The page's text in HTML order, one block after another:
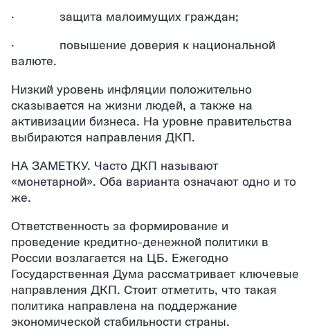
· защита малоимущих граждан;
· повышение доверия к национальной
валюте.
Низкий уровень инфляции положительно
сказывается на жизни людей, а также на
активизации бизнеса. На уровне правительства
выбираются направления ДКП.
НА ЗАМЕТКУ. Часто ДКП называют
«монетарной». Оба варианта означают одно и то
же.
Ответственность за формирование и
проведение кредитно-денежной политики в
России возлагается на ЦБ. Ежегодно
Государственная Дума рассматривает ключевые
направления ДКП. Стоит отметить, что такая
политика направлена на поддержание
экономической стабильности страны.